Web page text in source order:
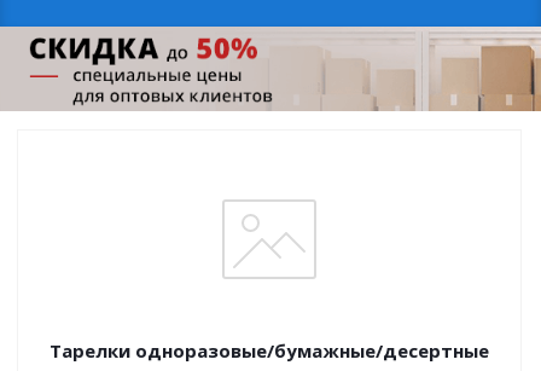
Тарелки одноразовые/бумажные/десертные